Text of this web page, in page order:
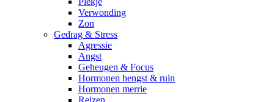
Verwonding
Zon
Gedrag & Stress
Agressie
Angst
Geheugen & Focus
Hormonen hengst & ruin
Hormonen merrie
Reizen